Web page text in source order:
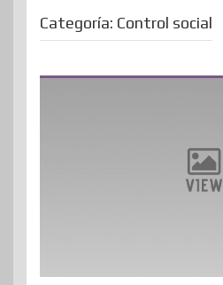
Categoría: Control social